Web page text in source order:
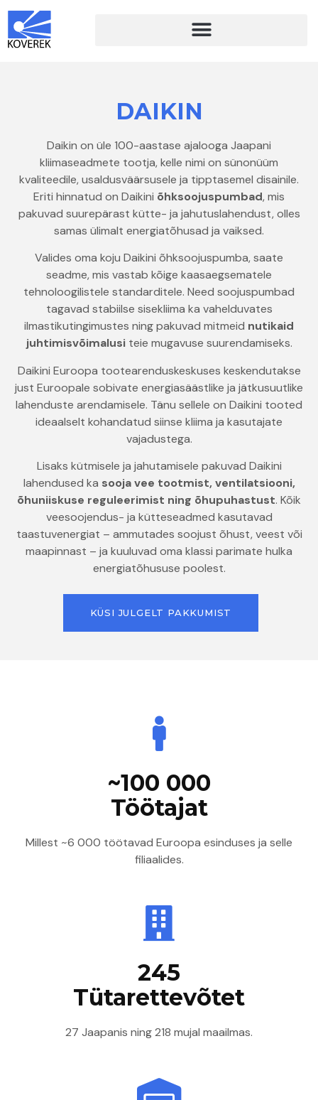
DAIKIN
Daikin on üle 100-aastase ajalooga Jaapani
kliimaseadmete tootja, kelle nimi on sünonüüm
kvaliteedile, usaldusväärsusele ja tipptasemel disainile.
Eriti hinnatud on Daikini õhksoojuspumbad, mis
pakuvad suurepärast kütte- ja jahutuslahendust, olles
samas ülimalt energiatõhusad ja vaiksed.
Valides oma koju Daikini õhksoojuspumba, saate
seadme, mis vastab kõige kaasaegsematele
tehnoloogilistele standarditele. Need soojuspumbad
tagavad stabiilse sisekliima ka vahelduvates
ilmastikutingimustes ning pakuvad mitmeid nutikaid
juhtimisvõimalusiteie mugavuse suurendamiseks.
Daikini Euroopa tootearenduskeskuses keskendutakse
just Euroopale sobivate energiasäästlike ja jätkusuutlike
lahenduste arendamisele. Tänu sellele on Daikini tooted
ideaalselt kohandatud siinse kliima ja kasutajate
vajadustega.
Lisaks kütmisele ja jahutamisele pakuvad Daikini
lahendused ka sooja vee tootmist, ventilatsiooni,
õhuniiskuse reguleerimist ning õhupuhastust. Kõik
veesoojendus- ja kütteseadmed kasutavad
taastuvenergiat – ammutades soojust õhust, veest või
maapinnast – ja kuuluvad oma klassi parimate hulka
energiatõhususe poolest.
KÜSI JULGELT PAKKUMIST
~100 000
Töötajat
Millest ~6 000 töötavad Euroopa esinduses ja selle
filiaalides.
245
Tütar­ettevõtet
27 Jaapanis ning 218 mujal maailmas.